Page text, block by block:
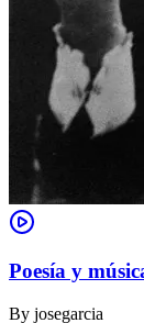
Poesía y
By josegarcia